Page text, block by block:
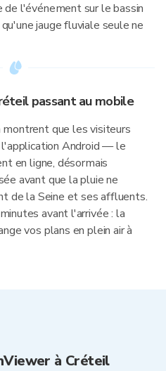
l'événement sur le bassin
jauge fluviale seule ne
passant au mobile
que les visiteurs
Android — le
en ligne, désormais
avant que la pluie ne
de la Seine et ses affluents.
avant l'arrivée : la
vos plans en plein air à
à Créteil